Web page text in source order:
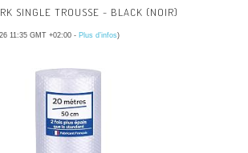
SINGLE TROUSSE - BLACK (NOIR)
11:35 GMT +02:00 - Plus d’infos)